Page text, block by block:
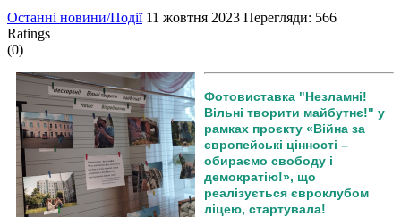
Останні новини/Події 11 жовтня 2023 Перегляди: 566
Ratings
(0)
Фотовиставка "Незламні!
Вільні творити майбутнє!" у
рамках проєкту «Війна за
європейські цінності –
обираємо свободу і
демократію!», що
реалізується євроклубом
ліцею, стартувала!